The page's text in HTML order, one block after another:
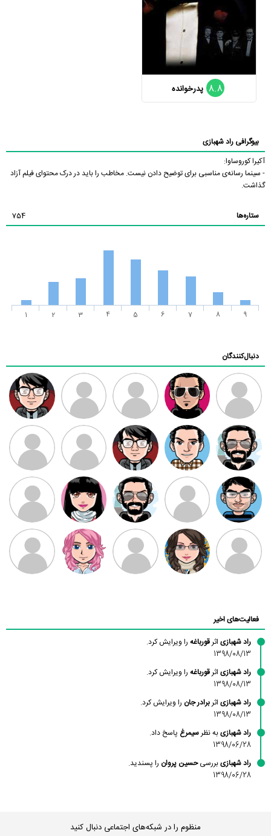
8.8 پدرخوانده
بیوگرافی راد شهبازی
آکیرا کوروساوا:
- سینما رسانه‌ی مناسبی برای توضیح دادن نیست. مخاطب را باید در درک محتوای فیلم آزاد
گذاشت.
ستاره‌ها 754
1 2 3 4 5 6 7 8 9
دنبال‌کنندگان
ممدرضا رضا کاظمی زهرا ~ ابتین
سید محمد
موسوی
مهدی فرهمند مهدی سلطانی داود رضیی
طرفدار میلی
بابی براون
کیوان کیانی
سامان راحمی امیردلتا امیروو ملیکا منتظری عارفه داستانپور
فعالیت‌های اخیر
راد شهبازی اثرقورباغه را ویرایش کرد.
1398/08/13
راد شهبازی اثرقورباغه را ویرایش کرد.
1398/08/13
راد شهبازی اثربرادر جان را ویرایش کرد.
1398/08/13
راد شهبازیبه نظرسیمرغ پاسخ داد.
1398/06/28
راد شهبازیبررسیحسین پروان را پسندید.
1398/06/28
منظوم را در شبکه‌های اجتماعی دنبال کنید